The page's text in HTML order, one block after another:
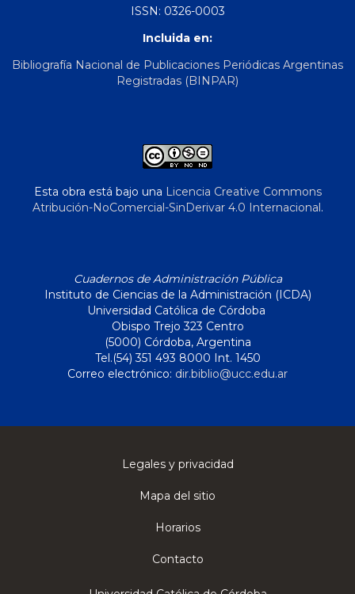
ISSN: 0326-0003
Incluida en:
Bibliografía Nacional de Publicaciones Periódicas Argentinas
Registradas (BINPAR)
Esta obra está bajo una Licencia Creative Commons
Atribución-NoComercial-SinDerivar 4.0 Internacional .
Cuadernos de Administración Pública
Instituto de Ciencias de la Administración (ICDA)
Universidad Católica de Córdoba
Obispo Trejo 323 Centro
(5000) Córdoba, Argentina
Tel.(54) 351 493 8000 Int. 1450
Correo electrónico: dir.biblio@ucc.edu.ar
Legales y privacidad
Mapa del sitio
Horarios
Contacto